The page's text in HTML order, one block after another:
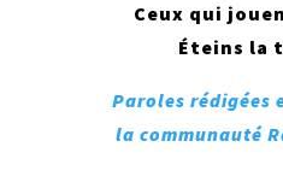
Ceux qui
Éteins la
Paroles rédigées
la communauté